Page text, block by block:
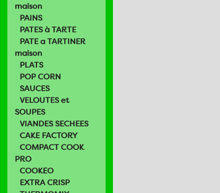
maison
PAINS
PATES à TARTE
PATE a TARTINER
maison
PLATS
POP CORN
SAUCES
VELOUTES et
SOUPES
VIANDES SECHEES
CAKE FACTORY
COMPACT COOK
PRO
COOKEO
EXTRA CRISP